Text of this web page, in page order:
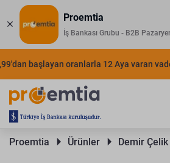
Proemtia
İş Bankası Grubu - B2B
başlayan oranlarla 12 Aya varan
Proemtia Ürünler Demir Çelik